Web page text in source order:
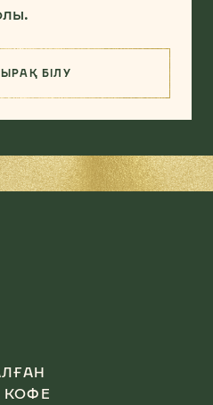
БІЛУ
(ҮЗДІК ЖЕТКІЗУШІЛЕРДІ
КОФЕ